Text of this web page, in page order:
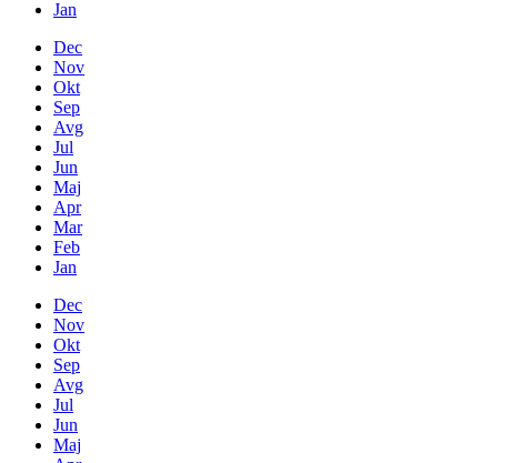
Jan
Dec
Nov
Okt
Sep
Avg
Jul
Jun
Maj
Apr
Mar
Feb
Jan
Dec
Nov
Okt
Sep
Avg
Jul
Jun
Maj